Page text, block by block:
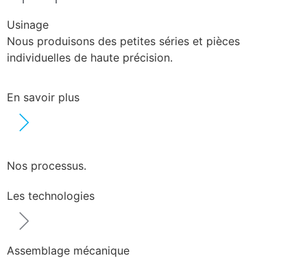
Usinage
Nous produisons des petites séries et pièces
individuelles de haute précision.
En savoir plus
Nos processus.
Les technologies
Assemblage mécanique